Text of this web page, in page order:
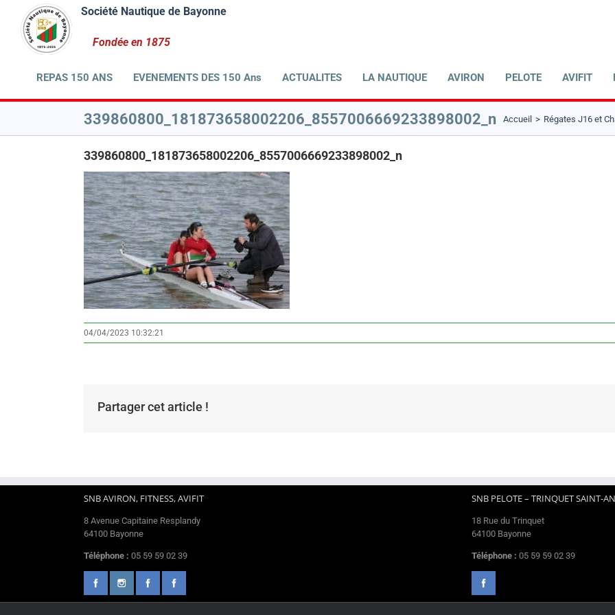
contenu
REPAS 150 ANS EVENEMENTS DES 150 Ans ACTUALITES LA NAUTIQUE AVIRON PELOTE AVIFIT
339860800_181873658002206_8557006669233898002_n Accueil Régates J16 et
339860800_181873658002206_8557006669233898002_n
04/04/2023 10:32:21
Partager cet article !
SNB AVIRON, FITNESS, AVIFIT
8 Avenue Capitaine Resplandy
64100 Bayonne
Téléphone : 05 59 59 02 39
SNB PELOTE – TRINQUET SAINT-
18 Rue du Trinquet
64100 Bayonne
Téléphone : 05 59 59 02 39